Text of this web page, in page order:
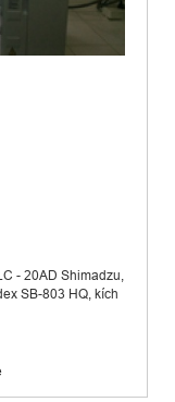
- 20AD Shimadzu,
SB-803 HQ, kích